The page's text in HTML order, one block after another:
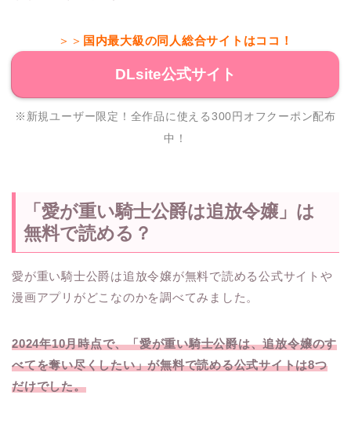
＞＞ 国内最大級の同人総合サイトはココ！
DLsite公式サイト
※新規ユーザー限定！全作品に使える300円オフクーポン配布
中！
「愛が重い騎士公爵は追放令嬢」は
無料で読める？
愛が重い騎士公爵は追放令嬢が無料で読める公式サイトや
漫画アプリがどこなのかを調べてみました。
2024年10月時点で、「愛が重い騎士公爵は、追放令嬢のす
べてを奪い尽くしたい」が無料で読める公式サイトは8つ
だけでした。